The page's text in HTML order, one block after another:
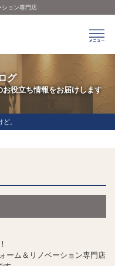
ション専門店
グ
役立ち情報をお届けします
。
ーム＆リノベーション専門店